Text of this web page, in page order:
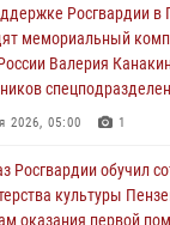
Росгвардии по
подвели итоги
2026 года
2026, 06:08
обеспечила
мероприятий в
Росгвардии в
мемориальный
Валерия
2026, 05:00 1
Росгвардии обучил
культуры
оказания первой